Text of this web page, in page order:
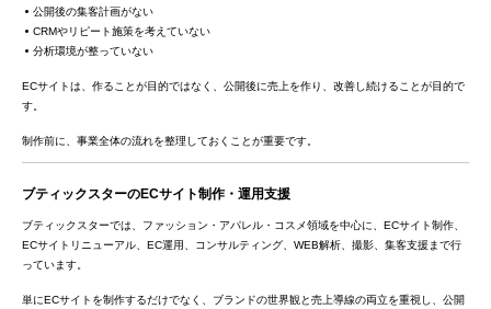
公開後の集客計画がない
CRMやリピート施策を考えていない
分析環境が整っていない
ECサイトは、作ることが目的ではなく、公開後に売上を作り、改善し続けることが目的で
す。
制作前に、事業全体の流れを整理しておくことが重要です。
ブティックスターのECサイト制作・運用支援
ブティックスターでは、ファッション・アパレル・コスメ領域を中心に、ECサイト制作、
ECサイトリニューアル、EC運用、コンサルティング、WEB解析、撮影、集客支援まで行
っています。
単にECサイトを制作するだけでなく、ブランドの世界観と売上導線の両立を重視し、公開